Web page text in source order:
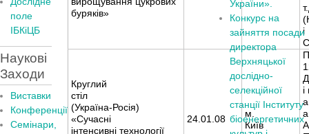
буряків»
і
Круглий
стіл
(Україна-Росія)
«Сучасні
інтенсивні технології
24.01.08
м.
Київ
поле
ІБКіЦБ
Наукові
Заходи
Виставки
Конференції
Семінари,
України».
Конкурс на
зайняття посади
директора
Верхняцької
дослідно-
селекційної
станції Інституту
біоенергетичних